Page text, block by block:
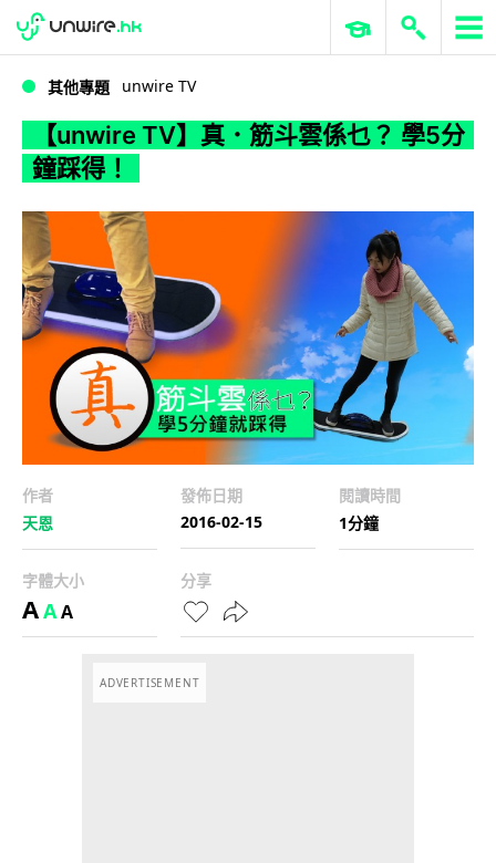
WWDC 2026 ERP 與商業 AI
其他專題 unwire TV
【unwire TV】真．筋斗雲係乜？ 學5分
鐘踩得！
作者
天恩
發佈日期
2016-02-15
閱讀時間
1分鐘
字體大小
AAA
分享
ADVERTISEMENT